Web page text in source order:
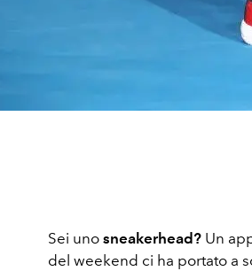
Sei uno sneakerhead? Un
del weekend ci ha portato a